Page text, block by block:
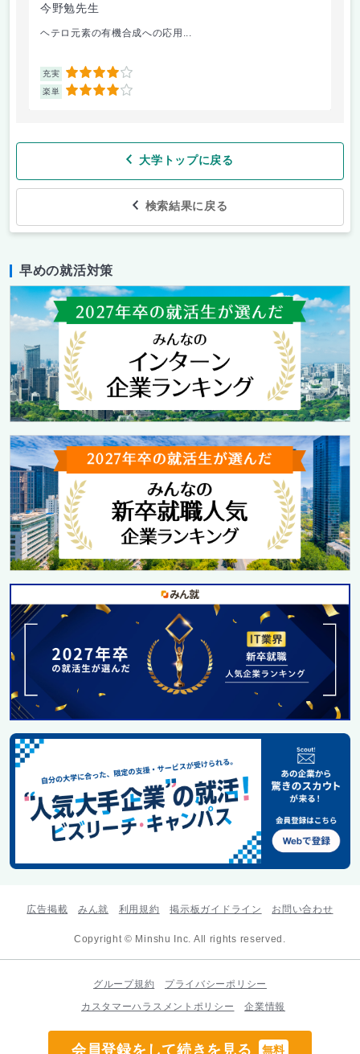
会員登録をして続きを見る 無料
今野勉先生
ヘテロ元素の有機合成への応用...
充実 4
楽単 4
大学トップに戻る
検索結果に戻る
早めの就活対策
広告掲載 みん就 利用規約 掲示板ガイドライン お問い合わせ
Copyright © Minshu Inc. All rights reserved.
グループ規約
プライバシーポリシー
カスタマーハラスメントポリシー
企業情報